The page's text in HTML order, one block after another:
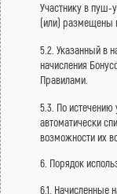
Участнику в пуш-
(или) размещены
5.2. Указанный в
начисления
Правилами.
5.3. По истечению
автоматически
возможности их
6. Порядок
6.1. Начисленные